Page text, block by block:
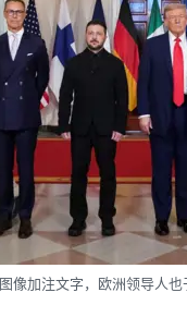
图像加注文字，欧洲领导人